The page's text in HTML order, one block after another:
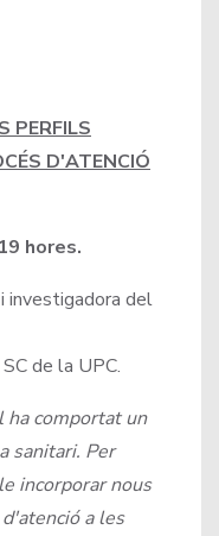
PERFILS
D'ATENCIÓ
hores.
investigadora del
de la UPC.
ha comportat un
sanitari. Per
incorporar nous
a les